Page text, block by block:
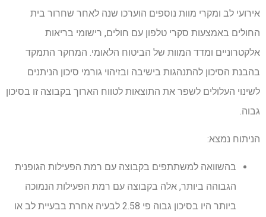
אירועי לב ומקרי מוות נוספים הוערכו שנה לאחר שחרור בית
החולים באמצעות סקרי טלפון עם חולים, רישומי בריאות
אלקטרוניים ומדד המוות של הביטוח הלאומי. המחקר התמקד
בהבנת הסיכון להתנהגות בישיבה ובזיהוי גורמי סיכון הניתנים
לשינוי העלולים לשפר את התוצאות לטווח הארוך בקבוצה זו בסיכון
גבוה.
הניתוח נמצא:
בהשוואה למשתתפים בקבוצה עם רמת הפעילות הגופנית
הגבוהה ביותר, אלה בקבוצה עם רמת הפעילות הנמוכה
ביותר היו בסיכון גבוה פי 2.58 לבעיה אחרת בבעיית לב או